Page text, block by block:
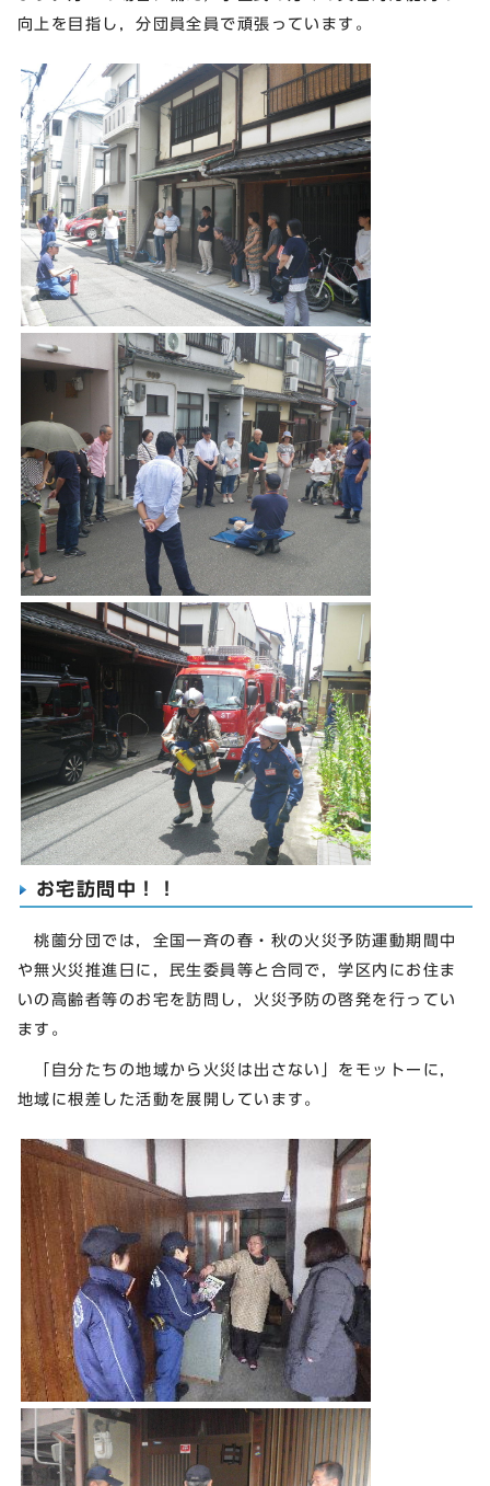
向上を目指し，分団員全員で頑張っています。
お宅訪問中！！
桃薗分団では，全国一斉の春・秋の火災予防運動期間中
や無火災推進日に，民生委員等と合同で，学区内にお住ま
いの高齢者等のお宅を訪問し，火災予防の啓発を行ってい
ます。
「自分たちの地域から火災は出さない」をモットーに，
地域に根差した活動を展開しています。